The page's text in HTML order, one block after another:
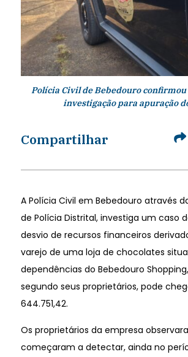
Polícia Civil de Bebedouro
investigação para apuração
Compartilhar
A Polícia Civil em Bebedouro através
de Polícia Distrital, investiga um caso
desvio de recursos financeiros
varejo de uma loja de chocolates
dependências do Bebedouro
segundo seus proprietários, pode
644.751,42.
Os proprietários da empresa
começaram a detectar, ainda no